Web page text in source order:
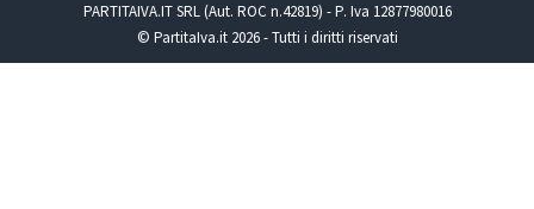
PARTITAIVA.IT SRL (Aut. ROC n.42819) - P. Iva 12877980016
© PartitaIva.it 2026 - Tutti i diritti riservati